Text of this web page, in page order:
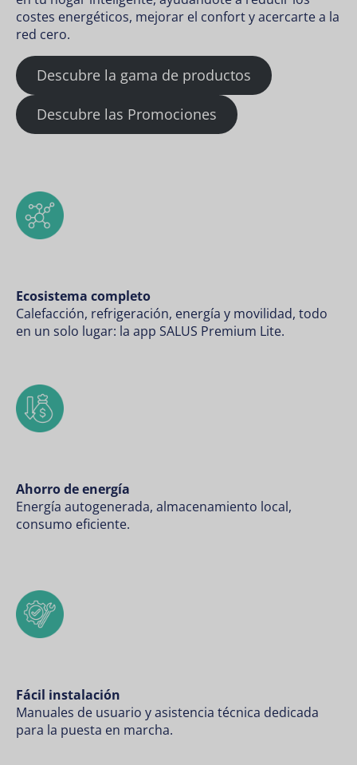
costes energéticos, mejorar el confort y acercarte a la
red cero.
Descubre la gama de productos
Descubre las Promociones
Ecosistema completo
Calefacción, refrigeración, energía y movilidad, todo
en un solo lugar: la app SALUS Premium Lite.
Ahorro de energía
Energía autogenerada, almacenamiento local,
consumo eficiente.
Fácil instalación
Manuales de usuario y asistencia técnica dedicada
para la puesta en marcha.